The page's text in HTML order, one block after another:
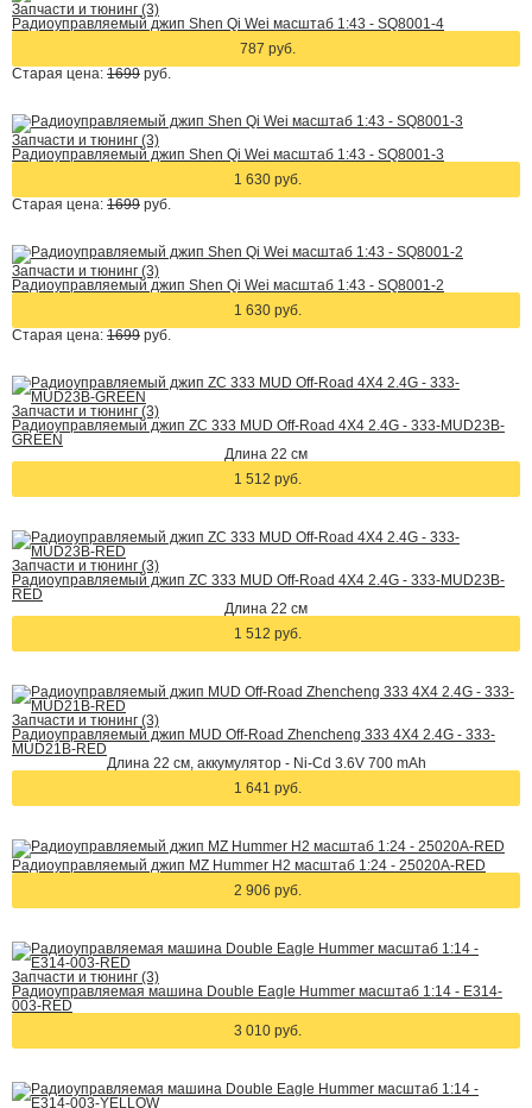
Запчасти и тюнинг (3)
Радиоуправляемый джип Shen Qi Wei масштаб 1:43 - SQ8001-4
787 руб.
Старая цена: 1699 руб.
Запчасти и тюнинг (3)
Радиоуправляемый джип Shen Qi Wei масштаб 1:43 - SQ8001-3
1 630 руб.
Старая цена: 1699 руб.
Запчасти и тюнинг (3)
Радиоуправляемый джип Shen Qi Wei масштаб 1:43 - SQ8001-2
1 630 руб.
Старая цена: 1699 руб.
Запчасти и тюнинг (3)
Радиоуправляемый джип ZC 333 MUD Off-Road 4X4 2.4G - 333-MUD23B-
GREEN
Длина 22 см
1 512 руб.
Запчасти и тюнинг (3)
Радиоуправляемый джип ZC 333 MUD Off-Road 4X4 2.4G - 333-MUD23B-
RED
Длина 22 см
1 512 руб.
Запчасти и тюнинг (3)
Радиоуправляемый джип MUD Off-Road Zhencheng 333 4X4 2.4G - 333-
MUD21B-RED
Длина 22 см, аккумулятор - Ni-Cd 3.6V 700 mAh
1 641 руб.
Радиоуправляемый джип MZ Hummer H2 масштаб 1:24 - 25020A-RED
2 906 руб.
Запчасти и тюнинг (3)
Радиоуправляемая машина Double Eagle Hummer масштаб 1:14 - E314-
003-RED
3 010 руб.